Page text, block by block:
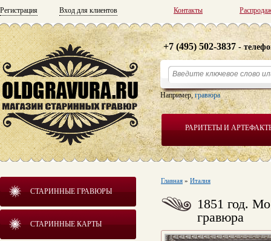
Регистрация Вход для клиентов Контакты
РАРИТЕТЫ И
+7 (495) 502-3837 -
Например,гравюра
СТАРИННЫЕ ГРАВЮРЫ
СТАРИННЫЕ КАРТЫ
Главная » Италия
1851 год.
гравюра